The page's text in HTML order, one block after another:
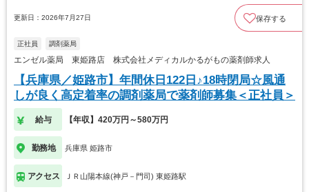
更新日：2026年7月27日 保存する
正社員 調剤薬局
エンゼル薬局 東姫路店 株式会社メディカルかるがもの薬剤師求人
【兵庫県／姫路市】年間休日122日♪18時閉局☆風通
しが良く高定着率の調剤薬局で薬剤師募集＜正社員＞
給与 【年収】420万円～580万円
勤務地 兵庫県 姫路市
アクセス ＪＲ山陽本線(神戸－門司) 東姫路駅